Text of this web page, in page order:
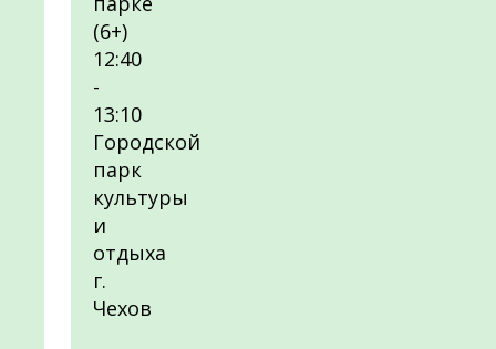
(6+)
12:40
-
13:10
Городской
парк
культуры
и
отдыха
г.
Чехов